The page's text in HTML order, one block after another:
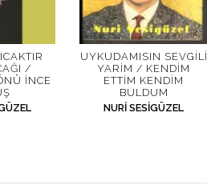
/
İNCE
UYKUDAMISIN SEVGILI
YARIM / KENDIM
ETTIM KENDIM
BULDUM
NURI SESIGÜZEL